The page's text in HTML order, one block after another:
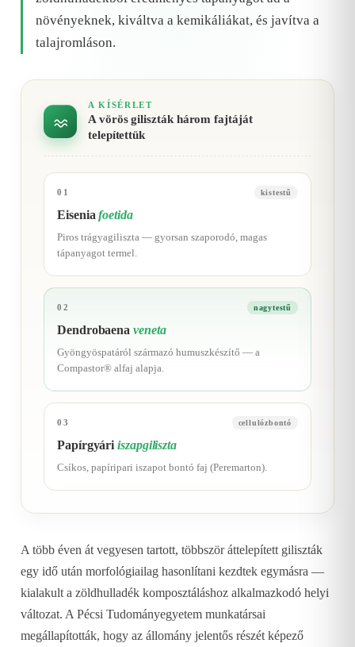
növényeknek, kiváltva a kemikáliákat, és javítva a
talajromláson.
A KÍSÉRLET
A vörös giliszták három fajtáját
telepítettük
01 kistestű
Eiseniafoetida
Piros trágyagiliszta — gyorsan szaporodó, magas
tápanyagot termel.
02 nagytestű
Dendrobaenaveneta
Gyöngyöspatáról származó humuszkészítő — a
Compastor® alfaj alapja.
03 cellulózbontó
Papírgyáriiszapgiliszta
Csíkos, papíripari iszapot bontó faj (Peremarton).
A több éven át vegyesen tartott, többször áttelepített giliszták
egy idő után morfológiailag hasonlítani kezdtek egymásra —
kialakult a zöldhulladék komposztáláshoz alkalmazkodó helyi
változat. A Pécsi Tudományegyetem munkatársai
megállapították, hogy az állomány jelentős részét képező